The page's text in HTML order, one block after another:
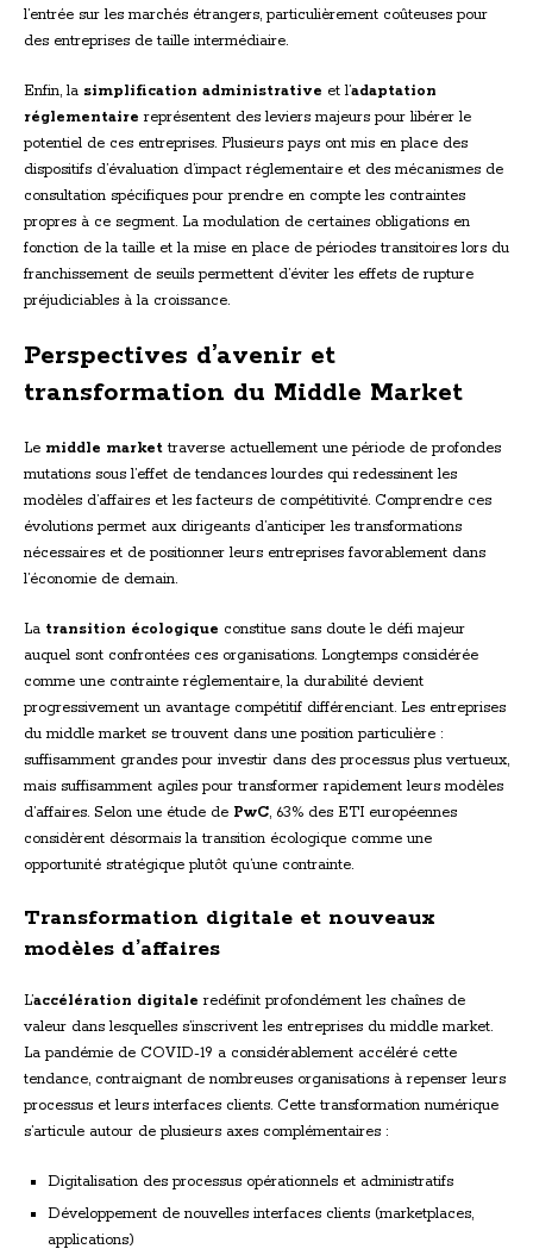
l’entrée sur les marchés étrangers, particulièrement coûteuses pour
des entreprises de taille intermédiaire.
Enfin, la simplification administrative et l’adaptation
réglementaire représentent des leviers majeurs pour libérer le
potentiel de ces entreprises. Plusieurs pays ont mis en place des
dispositifs d’évaluation d’impact réglementaire et des mécanismes de
consultation spécifiques pour prendre en compte les contraintes
propres à ce segment. La modulation de certaines obligations en
fonction de la taille et la mise en place de périodes transitoires lors du
franchissement de seuils permettent d’éviter les effets de rupture
préjudiciables à la croissance.
Perspectives d’avenir et
transformation du Middle Market
Le middle market traverse actuellement une période de profondes
mutations sous l’effet de tendances lourdes qui redessinent les
modèles d’affaires et les facteurs de compétitivité. Comprendre ces
évolutions permet aux dirigeants d’anticiper les transformations
nécessaires et de positionner leurs entreprises favorablement dans
l’économie de demain.
La transition écologique constitue sans doute le défi majeur
auquel sont confrontées ces organisations. Longtemps considérée
comme une contrainte réglementaire, la durabilité devient
progressivement un avantage compétitif différenciant. Les entreprises
du middle market se trouvent dans une position particulière :
suffisamment grandes pour investir dans des processus plus vertueux,
mais suffisamment agiles pour transformer rapidement leurs modèles
d’affaires. Selon une étude de PwC, 63% des ETI européennes
considèrent désormais la transition écologique comme une
opportunité stratégique plutôt qu’une contrainte.
Transformation digitale et nouveaux
modèles d’affaires
L’accélération digitale redéfinit profondément les chaînes de
valeur dans lesquelles s’inscrivent les entreprises du middle market.
La pandémie de COVID-19 a considérablement accéléré cette
tendance, contraignant de nombreuses organisations à repenser leurs
processus et leurs interfaces clients. Cette transformation numérique
s’articule autour de plusieurs axes complémentaires :
Digitalisation des processus opérationnels et administratifs
Développement de nouvelles interfaces clients (marketplaces,
applications)